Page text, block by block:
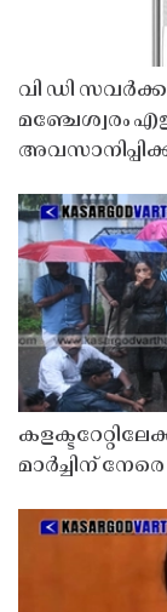
വി ഡി
മഞ്ചേശ്വരം
മാർച്ചിന്